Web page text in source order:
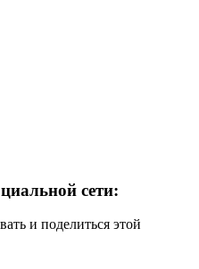
сети:
и поделиться этой